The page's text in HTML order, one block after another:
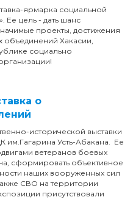
ярмарка социальной
Ее цель - дать шанс
проекты, достижения
Хакасии,
социально
о
исторической выставки
им.Гагарина Усть-Абакана. Ее
ветеранов боевых
сформировать объективное
наших вооруженных сил
СВО на территории
присутствовали